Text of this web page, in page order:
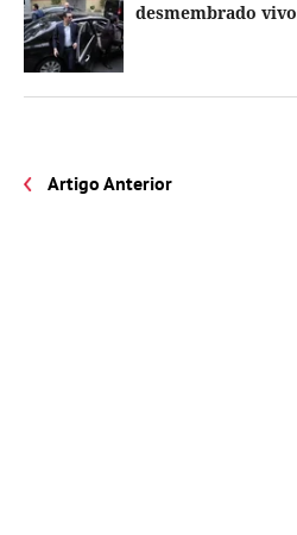
desmembrado vivo
Artigo Anterior